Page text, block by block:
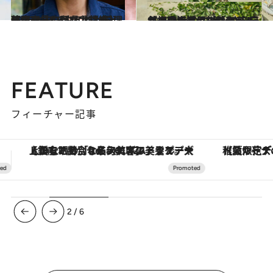
2025.2.26
【東京→山梨県北杜市】移住で見つけた、環境と体にやさしい“これからの”ライフスタイル。料理研究家・山戸ユカさん
ライフスタイル 2025.3.14
井之脇海と仁村紗和が“自然の中で遊ぶ”楽しさを伝えるTevaのキャンペーンがスタート。マグネットバックル採用の新モデルも初登場！
ファッション
FEATURE
フィーチャー記事
【夏限定ディナーコース】旬を迎える稚鮎や花ズッキーニなどをイタリア・トスカーナの郷土料理の手法で満喫！
3 /6